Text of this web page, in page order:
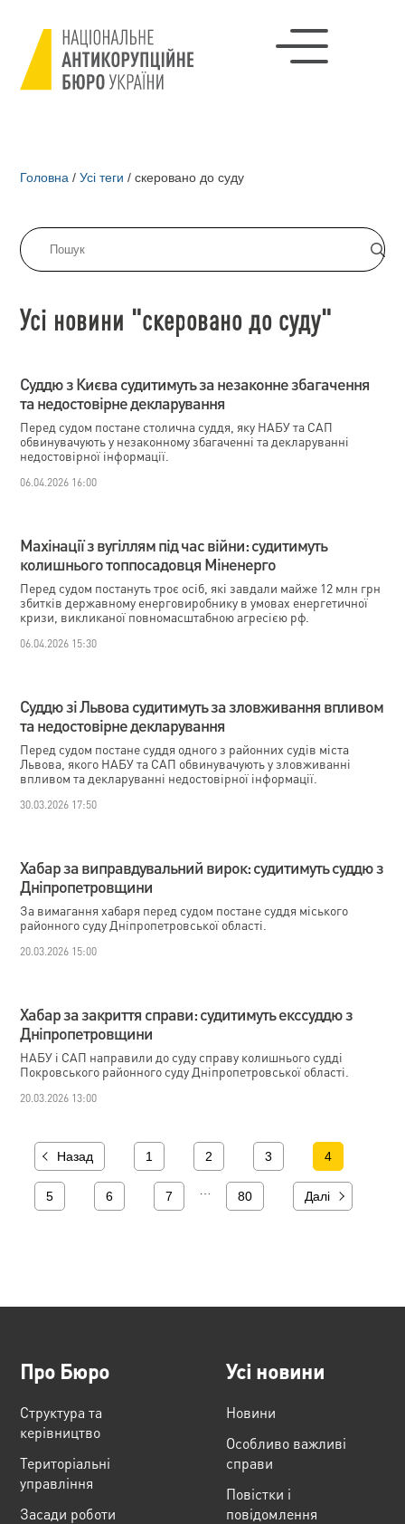
Головна / Усі теги / скеровано до суду
Усі новини "скеровано до суду"
Суддю з Києва судитимуть за незаконне збагачення
та недостовірне декларування
Перед судом постане столична суддя, яку НАБУ та САП
обвинувачують у незаконному збагаченні та декларуванні
недостовірної інформації.
06.04.2026 16:00
Махінації з вугіллям під час війни: судитимуть
колишнього топпосадовця Міненерго
Перед судом постануть троє осіб, які завдали майже 12 млн грн
збитків державному енерговиробнику в умовах енергетичної
кризи, викликаної повномасштабною агресією рф.
06.04.2026 15:30
Суддю зі Львова судитимуть за зловживання впливом
та недостовірне декларування
Перед судом постане суддя одного з районних судів міста
Львова, якого НАБУ та САП обвинувачують у зловживанні
впливом та декларуванні недостовірної інформації.
30.03.2026 17:50
Хабар за виправдувальний вирок: судитимуть суддю з
Дніпропетровщини
За вимагання хабаря перед судом постане суддя міського
районного суду Дніпропетровської області.
20.03.2026 15:00
Хабар за закриття справи: судитимуть екссуддю з
Дніпропетровщини
НАБУ і САП направили до суду справу колишнього судді
Покровського районного суду Дніпропетровської області.
20.03.2026 13:00
Назад 1 2 3 4
5 6 7 80 Далі
Про Бюро
Структура та
керівництво
Територіальні
управління
Засади роботи
Усі новини
Новини
Особливо важливі
справи
Повістки і
повідомлення